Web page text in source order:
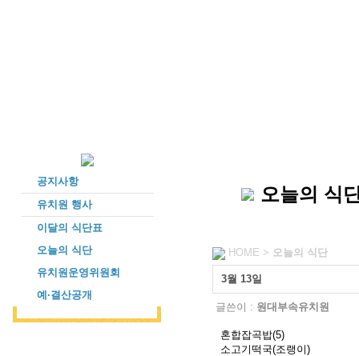
공지사항
유치원 행사
이달의 식단표
오늘의 식단
유치원운영위원회
예·결산공개
오늘의 식
HOME > 오늘의 식단
3월 13일
글쓴이 : 원대부속유치원
혼합잡곡밥(5)
소고기떡국(조랭이)